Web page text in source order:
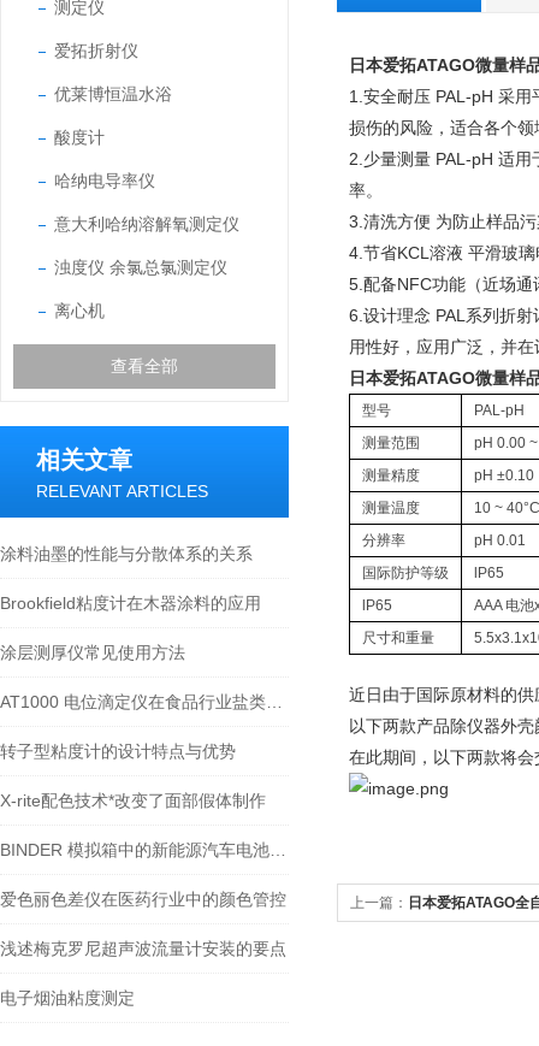
测定仪
爱拓折射仪
优莱博恒温水浴
酸度计
哈纳电导率仪
意大利哈纳溶解氧测定仪
浊度仪 余氯总氯测定仪
离心机
查看全部
相关文章
RELEVANT ARTICLES
涂料油墨的性能与分散体系的关系
Brookfield粘度计在木器涂料的应用
涂层测厚仪常见使用方法
转子型粘度计的设计特点与优势
X-rite配色技术*改变了面部假体制作
爱色丽色差仪在医药行业中的颜色管控
浅述梅克罗尼超声波流量计安装的要点
电子烟油粘度测定
日本爱拓ATAGO微量样
1.安全耐压 PAL-pH 采
损伤的风险，适合各个
2.少量测量 PAL-pH 适
率。
3.清洗方便 为防止样品
4.节省KCL溶液 平滑玻
5.配备NFC功能（近场
6.设计理念 PAL系列折
用性好，应用广泛，并
日本爱拓ATAGO微量样
型号
PAL-pH
测量范围
pH 0.00
测量精度
pH ±0.10
测量温度
10 ~
分辨率
pH 0.01
国际防护等级
lP65
lP65
AAA 电池
尺寸和重量
近日由于国际原材料的
以下两款产品除仪器外
在此期间，以下两款将
上一篇： 日本爱拓ATAGO全